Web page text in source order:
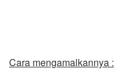
Cara mengamalkannya :